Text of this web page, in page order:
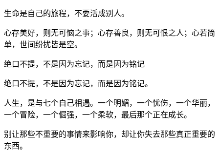
生命是自己的旅程，不要活成别人。
心存美好，则无可恼之事；心存善良，则无可恨之人；心若简
单，世间纷扰皆是空。
绝口不提，不是因为忘记，而是因为铭记
绝口不提，不是因为忘记，而是因为铭记。
人生，是与七个自己相遇。一个明媚，一个忧伤，一个华丽，
一个冒险，一个倔强，一个柔软，最后那个正在成长。
别让那些不重要的事情来影响你，却让你失去那些真正重要的
东西。